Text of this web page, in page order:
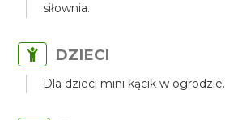
siłownia.
DZIECI
Dla dzieci mini kącik w ogrodzie.